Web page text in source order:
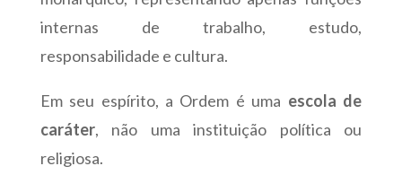
internas de trabalho, estudo,
responsabilidade e cultura.
Em seu espírito, a Ordem é uma escola de
caráter, não uma instituição política ou
religiosa.